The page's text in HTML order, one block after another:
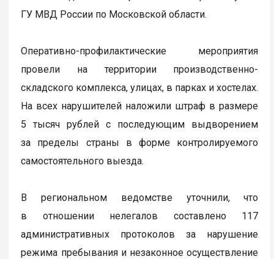
ГУ МВД России по Московской области.
Оперативно-профилактические мероприятия
провели на территории производственно-
складского комплекса, улицах, в парках и хостелах.
На всех нарушителей наложили штраф в размере
5 тысяч рублей с последующим выдворением
за пределы страны в форме контролируемого
самостоятельного выезда.
В региональном ведомстве уточнили, что
в отношении нелегалов составлено 117
административных протоколов за нарушение
режима пребывания и незаконное осуществление